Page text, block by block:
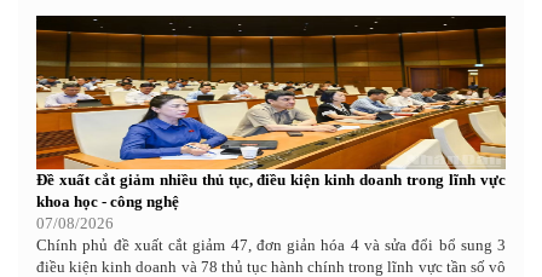
Đề xuất cắt giảm nhiều thủ tục, điều kiện kinh doanh trong lĩnh vực
khoa học - công nghệ
07/08/2026
Chính phủ đề xuất cắt giảm 47, đơn giản hóa 4 và sửa đổi bổ sung 3
điều kiện kinh doanh và 78 thủ tục hành chính trong lĩnh vực tần số vô